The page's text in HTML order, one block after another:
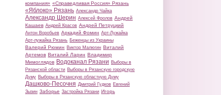
компания» «Справедливая Россия» Рязань
«Яблоко» Рязань Александр Чайка
Александр Шерин Алексей Фролов Андрей
Кашаев Андрей Красов Андрей Петруцкий
Антон Воробьев Аркадий Фомин Арт-Лужайка
Арт-лужайка Рязань Беженцы из Украины
Валерий Рюмин Виктор Малюгин Виталий
Артемов Виталий Ларин Владимир
Мимоглядов Водоканал Рязани Выборы в
Рязанской области Выборы в Рязанскую городскую
Думу Выборы в Рязанскую областную Думу
Дашково-Песочня Дмитрий Гудков Евгений
Зызин Заборье Застройка Рязани Игорь